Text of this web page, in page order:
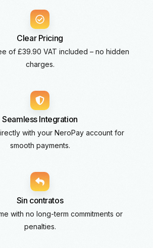
Clear Pricing
of £39.90 VAT included – no hidden
charges.
Seamless Integration
with your NeroPay account for
smooth payments.
Sin contratos
with no long-term commitments or
penalties.